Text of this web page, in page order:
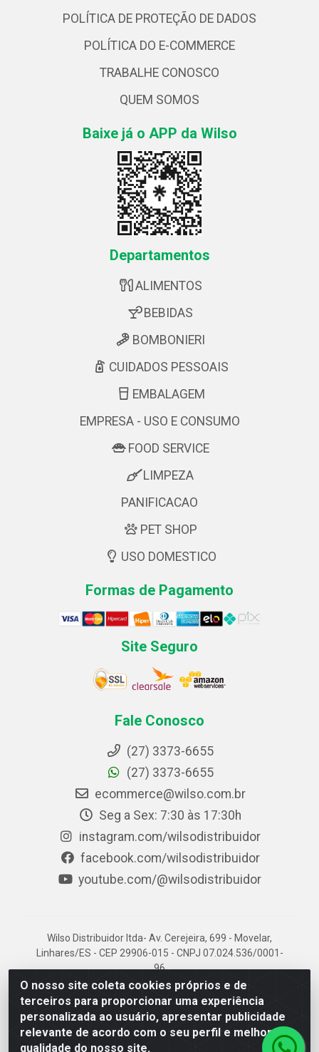
O nosso site coleta cookies próprios e de
terceiros para proporcionar uma experiência
personalizada ao usuário, apresentar publicidade
relevante de acordo com o seu perfil e melhorar a
qualidade do nosso site.
POLÍTICA DE PROTEÇÃO DE DADOS
POLÍTICA DO E-COMMERCE
TRABALHE CONOSCO
QUEM SOMOS
Baixe já o APP da Wilso
Departamentos
ALIMENTOS
BEBIDAS
BOMBONIERI
CUIDADOS PESSOAIS
EMBALAGEM
EMPRESA - USO E CONSUMO
FOOD SERVICE
LIMPEZA
PANIFICACAO
PET SHOP
USO DOMESTICO
Formas de Pagamento
Site Seguro
Fale Conosco
(27) 3373-6655
(27) 3373-6655
ecommerce@wilso.com.br
Seg a Sex: 7:30 às 17:30h
instagram.com/wilsodistribuidor
facebook.com/wilsodistribuidor
youtube.com/@wilsodistribuidor
Wilso Distribuidor ltda- Av. Cerejeira, 699 - Movelar,
Linhares/ES - CEP 29906-015 - CNPJ 07.024.536/0001-
96